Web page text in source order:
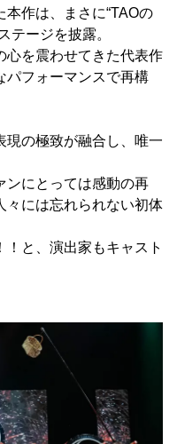
作は、まさに“TAOの
テージを披露。
心を震わせてきた代表作
パフォーマンスで再構
現の極致が融合し、唯一
ンにとっては感動の再
々には忘れられない初体
と、演出家もキャスト